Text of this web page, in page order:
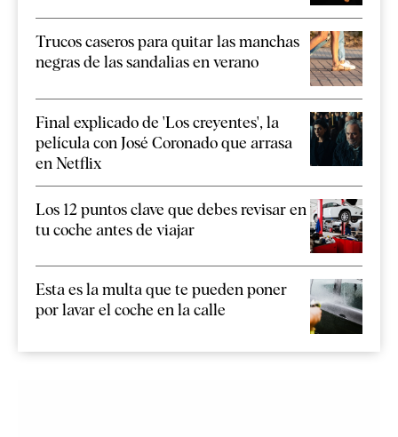
Trucos caseros para quitar las manchas
negras de las sandalias en verano
Final explicado de 'Los creyentes', la
película con José Coronado que arrasa
en Netflix
Los 12 puntos clave que debes revisar en
tu coche antes de viajar
Esta es la multa que te pueden poner
por lavar el coche en la calle